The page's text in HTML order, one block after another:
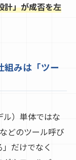
計」が成否を左
組みは「ツー
ル）単体ではな
どのツール呼び
だけでなく